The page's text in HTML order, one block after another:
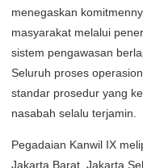
menegaskan
masyarakat melalui
sistem pengawasan
Seluruh proses
standar prosedur yang
nasabah selalu terjamin.
Pegadaian Kanwil IX
Jakarta Barat, Jakarta